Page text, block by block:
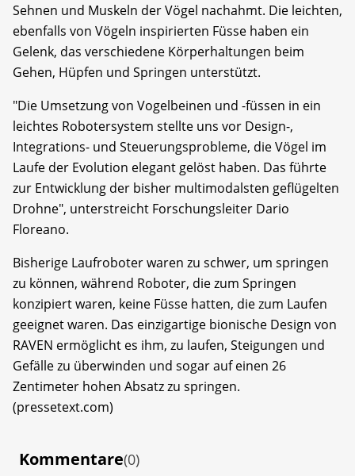
Sehnen und Muskeln der Vögel nachahmt. Die leichten,
ebenfalls von Vögeln inspirierten Füsse haben ein
Gelenk, das verschiedene Körperhaltungen beim
Gehen, Hüpfen und Springen unterstützt.
"Die Umsetzung von Vogelbeinen und -füssen in ein
leichtes Robotersystem stellte uns vor Design-,
Integrations- und Steuerungsprobleme, die Vögel im
Laufe der Evolution elegant gelöst haben. Das führte
zur Entwicklung der bisher multimodalsten geflügelten
Drohne", unterstreicht Forschungsleiter Dario
Floreano.
Bisherige Laufroboter waren zu schwer, um springen
zu können, während Roboter, die zum Springen
konzipiert waren, keine Füsse hatten, die zum Laufen
geeignet waren. Das einzigartige bionische Design von
RAVEN ermöglicht es ihm, zu laufen, Steigungen und
Gefälle zu überwinden und sogar auf einen 26
Zentimeter hohen Absatz zu springen.
(pressetext.com)
Kommentare(0)